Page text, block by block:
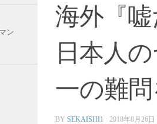
海外『
日本人
一の難
BY SEKAISHI1 · 2018年8月26日
ン